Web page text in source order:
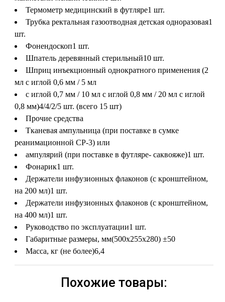
Термометр медицинский в футляре1 шт.
Трубка ректальная газоотводная детская одноразовая1
шт.
Фонендоскоп1 шт.
Шпатель деревянный стерильный10 шт.
Шприц инъекционный однократного применения (2
мл с иглой 0,6 мм / 5 мл
с иглой 0,7 мм / 10 мл с иглой 0,8 мм / 20 мл с иглой
0,8 мм)4/4/2/5 шт. (всего 15 шт)
Прочие средства
Тканевая ампульница (при поставке в сумке
реанимационной СР-3) или
ампулярий (при поставке в футляре- саквояже)1 шт.
Фонарик1 шт.
Держатели инфузионных флаконов (с кронштейном,
на 200 мл)1 шт.
Держатели инфузионных флаконов (с кронштейном,
на 400 мл)1 шт.
Руководство по эксплуатации1 шт.
Габаритные размеры, мм(500х255х280) ±50
Масса, кг (не более)6,4
Похожие товары: